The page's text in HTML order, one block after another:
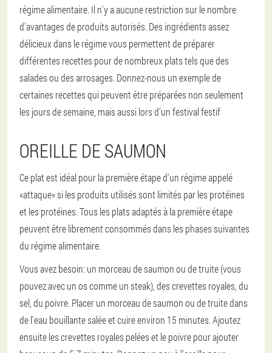
régime alimentaire. Il n'y a aucune restriction sur le nombre
d'avantages de produits autorisés. Des ingrédients assez
délicieux dans le régime vous permettent de préparer
différentes recettes pour de nombreux plats tels que des
salades ou des arrosages. Donnez-nous un exemple de
certaines recettes qui peuvent être préparées non seulement
les jours de semaine, mais aussi lors d'un festival festif
OREILLE DE SAUMON
Ce plat est idéal pour la première étape d'un régime appelé
«attaque» si les produits utilisés sont limités par les protéines
et les protéines. Tous les plats adaptés à la première étape
peuvent être librement consommés dans les phases suivantes
du régime alimentaire.
Vous avez besoin: un morceau de saumon ou de truite (vous
pouvez avec un os comme un steak), des crevettes royales, du
sel, du poivre. Placer un morceau de saumon ou de truite dans
de l'eau bouillante salée et cuire environ 15 minutes. Ajoutez
ensuite les crevettes royales pelées et le poivre pour ajouter